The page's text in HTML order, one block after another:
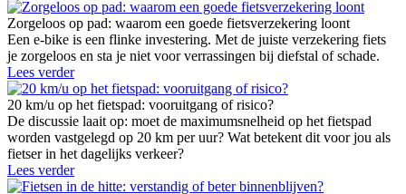
Zorgeloos op pad: waarom een goede fietsverzekering loont
Een e-bike is een flinke investering. Met de juiste verzekering fiets
je zorgeloos en sta je niet voor verrassingen bij diefstal of schade.
Lees verder
20 km/u op het fietspad: vooruitgang of risico?
De discussie laait op: moet de maximumsnelheid op het fietspad
worden vastgelegd op 20 km per uur? Wat betekent dit voor jou als
fietser in het dagelijks verkeer?
Lees verder